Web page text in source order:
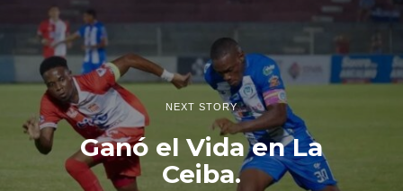
NEXT STORY
Ganó el Vida en La
Ceiba.